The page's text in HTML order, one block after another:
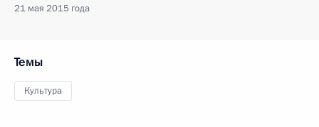
21 мая 2015 года
Темы
Культура